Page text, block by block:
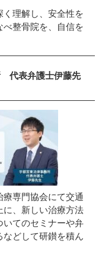
理解し、安全性を
整骨院を、自信を
代表弁護士伊藤先
専門協会にて交通
に、新しい治療方法
いてのセミナーや弁
どして研鑚を積ん